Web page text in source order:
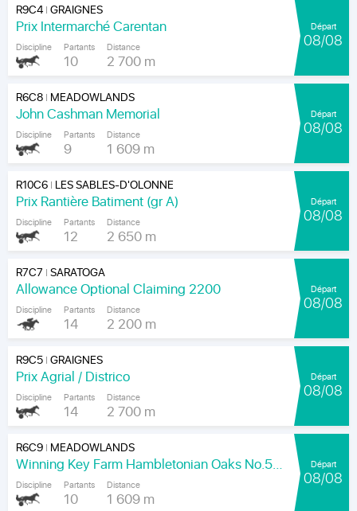
R9C4|GRAIGNES
Prix Intermarché Carentan
Discipline Partants
10
Distance
2 700 m
Départ
08/08
R6C8| MEADOWLANDS
John Cashman Memorial
Discipline Partants
9
Distance
1 609 m
Départ
08/08
R10C6| LES SABLES-D'OLONNE
Prix Rantière Batiment (gr A)
Discipline Partants
12
Distance
2 650 m
Départ
08/08
R7C7 |SARATOGA
Allowance Optional Claiming 2200
Discipline Partants
14
Distance
2 200 m
Départ
08/08
R9C5|GRAIGNES
Prix Agrial / Districo
Discipline Partants
14
Distance
2 700 m
Départ
08/08
R6C9| MEADOWLANDS
Winning Key Farm Hambletonian Oaks No.56 - Final
Discipline Partants
10
Distance
1 609 m
Départ
08/08